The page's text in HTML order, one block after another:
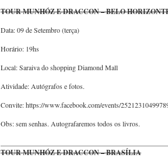
TOUR MUNHÓZ E DRACCON – BELO
Data: 09 de Setembro (terça)
Horário: 19hs
Local: Saraiva do shopping Diamond Mall
Atividade: Autógrafos e fotos.
Convite: https://www.facebook.com/events/
Obs: sem senhas. Autografaremos todos os livros.
TOUR MUNHÓZ E DRACCON – BRASÍLIA